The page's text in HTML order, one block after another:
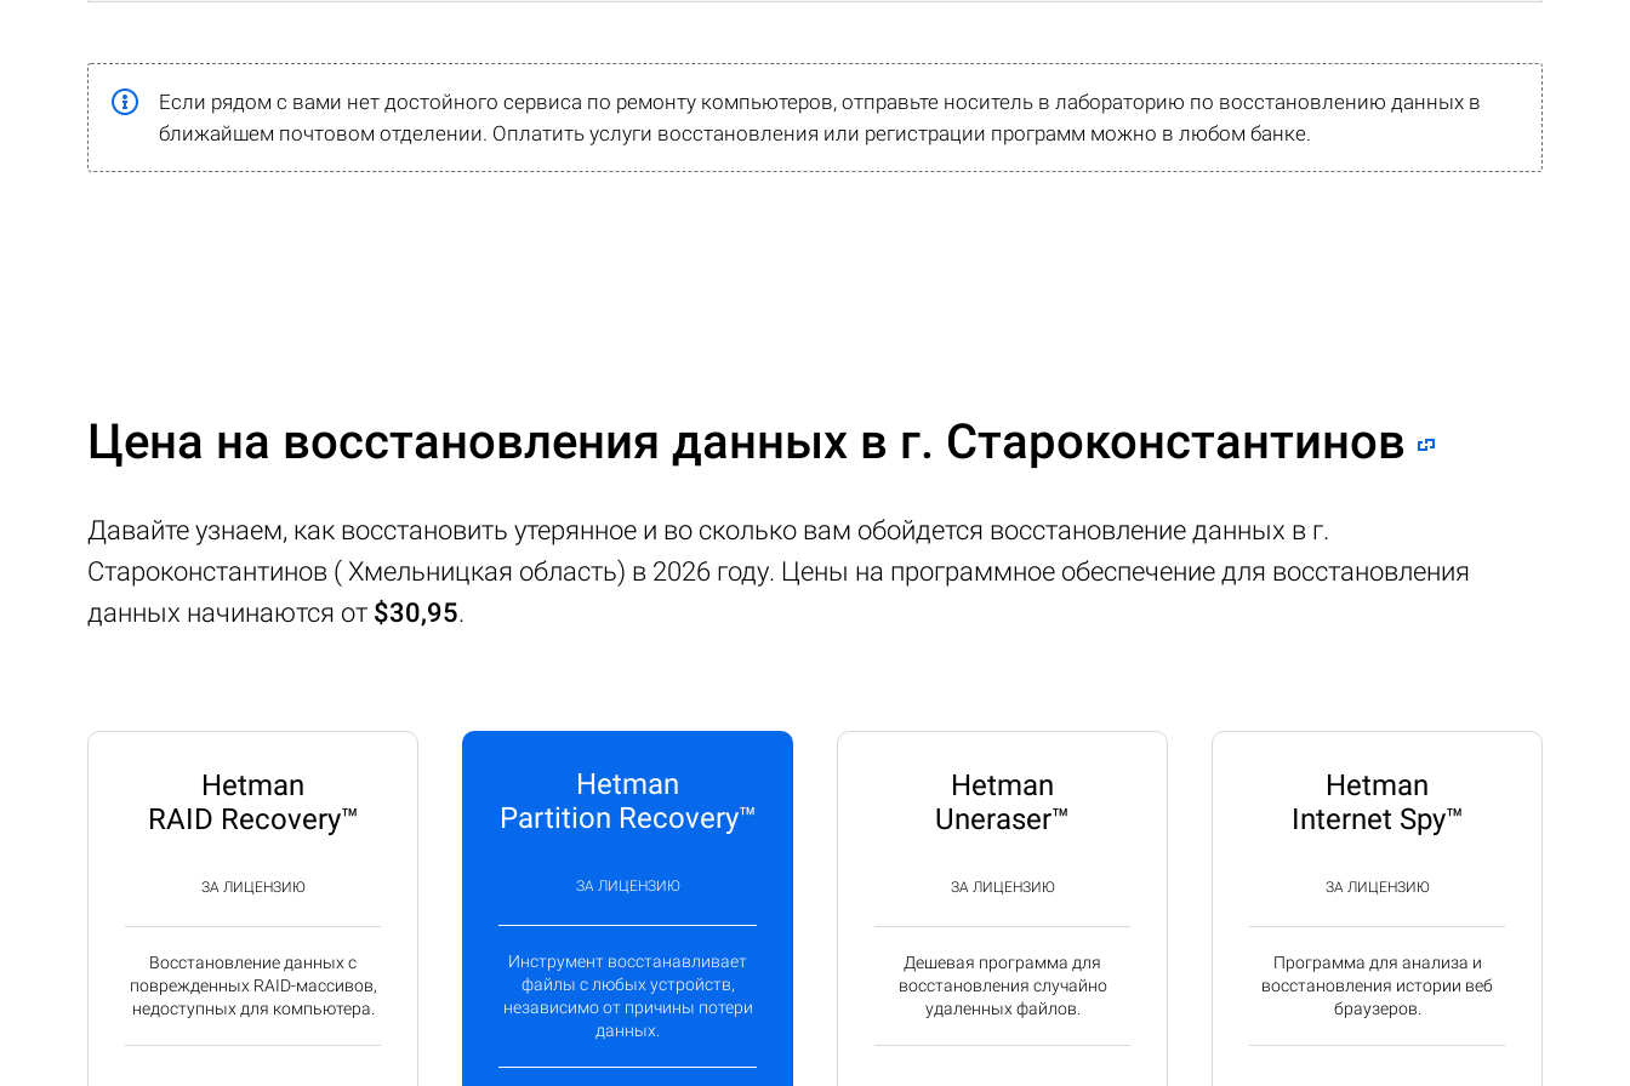
Если рядом с вами нет достойного сервиса по ремонту компьютеров, отправьте носитель в лабораторию по восстановлению данных в
ближайшем почтовом отделении. Оплатить услуги восстановления или регистрации программ можно в любом банке.
Цена на восстановления данных в г. Староконстантинов
Давайте узнаем, как восстановить утерянное и во сколько вам обойдется восстановление данных в г.
Староконстантинов ( Хмельницкая область) в 2026 году. Цены на программное обеспечение для восстановления
данных начинаются от $30,95.
Hetman
RAID Recovery™
ЗА ЛИЦЕНЗИЮ
Восстановление данных с
поврежденных RAID-массивов,
недоступных для компьютера.
Hetman
Partition Recovery™
ЗА ЛИЦЕНЗИЮ
Инструмент восстанавливает
файлы с любых устройств,
независимо от причины потери
данных.
Hetman
Uneraser™
ЗА ЛИЦЕНЗИЮ
Дешевая программа для
восстановления случайно
удаленных файлов.
Hetman
Internet Spy™
ЗА ЛИЦЕНЗИЮ
Программа для анализа и
восстановления истории веб
браузеров.